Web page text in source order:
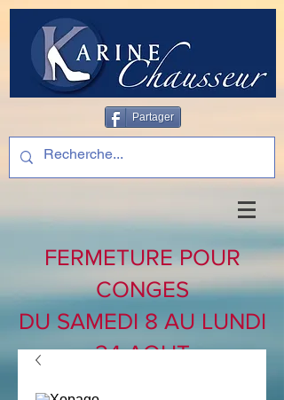
Partager
FERMETURE POUR
CONGES
DU SAMEDI 8 AU LUNDI
24 AOUT